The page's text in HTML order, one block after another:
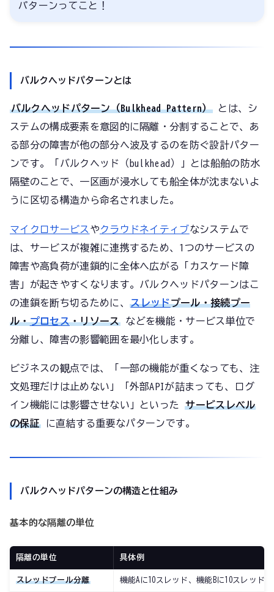
パターンってこと！
バルクヘッドパターンとは
バルクヘッドパターン（Bulkhead Pattern） とは、シ
ステムの構成要素を意図的に隔離・分割することで、あ
る部分の障害が他の部分へ波及するのを防ぐ設計パター
ンです。「バルクヘッド（bulkhead）」とは船舶の防水
隔壁のことで、一区画が浸水しても船全体が沈まないよ
うに区切る構造から命名されました。
マイクロサービス やクラウドネイティブなシステムで
は、サービスが複雑に連携するため、1つのサービスの
障害や高負荷が連鎖的に全体へ広がる「カスケード障
害」が起きやすくなります。バルクヘッドパターンはこ
の連鎖を断ち切るために、 スレッドプール・接続プー
ル・プロセス・リソース などを機能・サービス単位で
分離し、障害の影響範囲を最小化します。
ビジネスの観点では、「一部の機能が重くなっても、注
文処理だけは止めない」「外部APIが詰まっても、ログ
イン機能には影響させない」といった サービスレベル
の保証に直結する重要なパターンです。
バルクヘッドパターンの構造と仕組み
基本的な隔離の単位
隔離の単位 具体例
スレッドプール分離 機能Aに10スレッド、機能Bに10スレッド